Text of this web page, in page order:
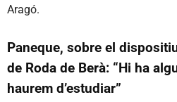
Aragó.
Paneque, sobre el
de Roda de Berà: “Hi ha
haurem d’estudiar”